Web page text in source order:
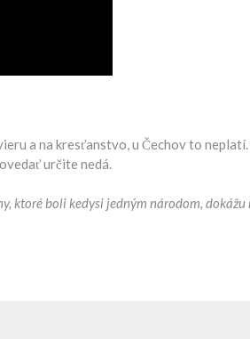
a na kresťanstvo, u Čechov to
určite nedá.
ktoré boli kedysi jedným národom,